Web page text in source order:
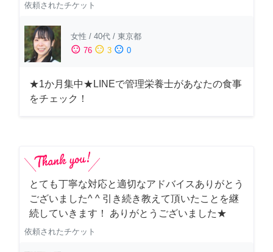
依頼されたチケット
女性 / 40代 / 東京都
sentiment_satisfied 76 sentiment_neutral 3 sentiment_dissatisfied 0
★1か月集中★LINEで管理栄養士があなたの食事
をチェック！
とても丁寧な対応と適切なアドバイスありがとう
ございました^ ^ 引き続き教えて頂いたことを継
続していきます！ ありがとうございました★
依頼されたチケット